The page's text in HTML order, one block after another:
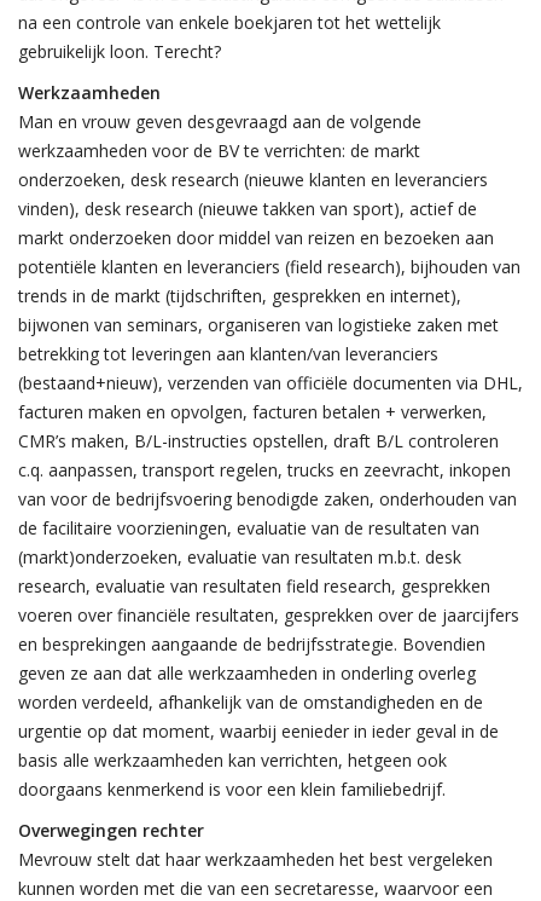
na een controle van enkele boekjaren tot het wettelijk
gebruikelijk loon. Terecht?
Werkzaamheden
Man en vrouw geven desgevraagd aan de volgende
werkzaamheden voor de BV te verrichten: de markt
onderzoeken, desk research (nieuwe klanten en leveranciers
vinden), desk research (nieuwe takken van sport), actief de
markt onderzoeken door middel van reizen en bezoeken aan
potentiële klanten en leveranciers (field research), bijhouden van
trends in de markt (tijdschriften, gesprekken en internet),
bijwonen van seminars, organiseren van logistieke zaken met
betrekking tot leveringen aan klanten/van leveranciers
(bestaand+nieuw), verzenden van officiële documenten via DHL,
facturen maken en opvolgen, facturen betalen + verwerken,
CMR’s maken, B/L-instructies opstellen, draft B/L controleren
c.q. aanpassen, transport regelen, trucks en zeevracht, inkopen
van voor de bedrijfsvoering benodigde zaken, onderhouden van
de facilitaire voorzieningen, evaluatie van de resultaten van
(markt)onderzoeken, evaluatie van resultaten m.b.t. desk
research, evaluatie van resultaten field research, gesprekken
voeren over financiële resultaten, gesprekken over de jaarcijfers
en besprekingen aangaande de bedrijfsstrategie. Bovendien
geven ze aan dat alle werkzaamheden in onderling overleg
worden verdeeld, afhankelijk van de omstandigheden en de
urgentie op dat moment, waarbij eenieder in ieder geval in de
basis alle werkzaamheden kan verrichten, hetgeen ook
doorgaans kenmerkend is voor een klein familiebedrijf.
Overwegingen rechter
Mevrouw stelt dat haar werkzaamheden het best vergeleken
kunnen worden met die van een secretaresse, waarvoor een